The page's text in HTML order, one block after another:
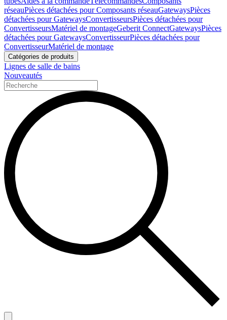
réseauPièces détachées pour Composants réseauGatewaysPièces
détachées pour GatewaysConvertisseursPièces détachées pour
ConvertisseursMatériel de montageGeberit ConnectGatewaysPièces
détachées pour GatewaysConvertisseurPièces détachées pour
ConvertisseurMatériel de montage
Catégories de produits
Lignes de salle de bains
Nouveautés